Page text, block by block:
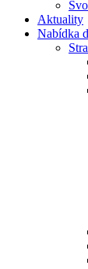
Aktuality
Nabídka